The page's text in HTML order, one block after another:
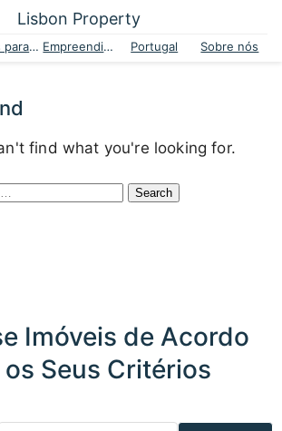
Lisbon Property
Casas para venda Empreendimentos Portugal Sobre nós
find what you're looking for.
Imóveis de Acordo
Seus Critérios